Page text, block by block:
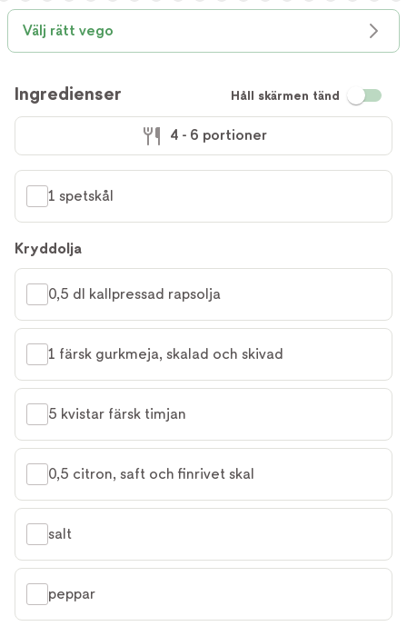
Välj rätt vego
Ingredienser Håll skärmen tänd
4 - 6 portioner
1 spetskål
Kryddolja
0,5 dl kallpressad rapsolja
1 färsk gurkmeja, skalad och skivad
5 kvistar färsk timjan
0,5 citron, saft och finrivet skal
salt
peppar